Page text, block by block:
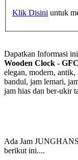
Klik Disini untuk
Dapatkan Informasi
Wooden Clock -
elegan, modern,
bandul, jam lemari,
jam hias dan ber-ukir
Ada Jam
berikut ini....